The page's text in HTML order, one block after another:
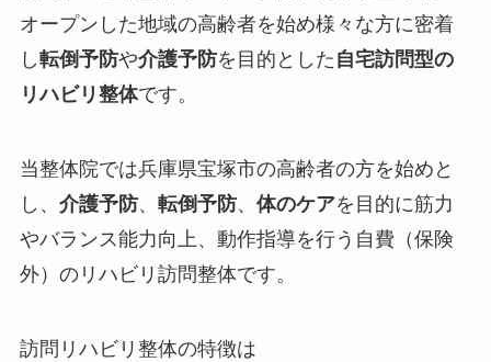
オープンした地域の高齢者を始め様々な方に密着
し転倒予防や介護予防を目的とした 自宅訪問型の
リハビリ整体です。
当整体院では兵庫県宝塚市の高齢者の方を始めと
し、 介護予防、 転倒予防、 体のケアを目的に筋力
やバランス能力向上、動作指導を行う 自費（保険
外） のリハビリ訪問整体です。
訪問リハビリ整体の特徴は